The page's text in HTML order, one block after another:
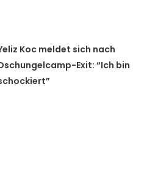
Koc meldet sich nach
Exit: “Ich bin